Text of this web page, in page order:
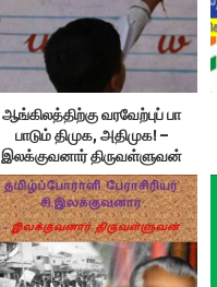
ஆங்கிலத்திற்கு வரவேற்புப் பா
பாடும் திமுக, அதிமுக! –
இலக்குவனார் திருவள்ளுவன்